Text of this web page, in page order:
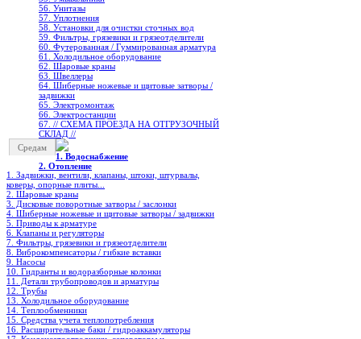
56. Унитазы
57. Уплотнения
58. Установки для очистки сточных вод
59. Фильтры, грязевики и грязеотделители
60. Футерованная / Гуммированная арматура
61. Холодильное oборудование
62. Шаровые краны
63. Швеллеры
64. Шиберные ножевые и щитовые затворы /
задвижки
65. Электромонтаж
66. Электростанции
67. // СХЕМА ПРОЕЗДА НА ОТГРУЗОЧНЫЙ
СКЛАД //
Средам
1. Водоснабжение
2. Отопление
1. Задвижки, вентили, клапаны, штоки, штурвалы,
коверы, опорные плиты...
2. Шаровые краны
3. Дисковые поворотные затворы / заслонки
4. Шиберные ножевые и щитовые затворы / задвижки
5. Приводы к арматуре
6. Клапаны и регуляторы
7. Фильтры, грязевики и грязеотделители
8. Виброкомпенсаторы / гибкие вставки
9. Насосы
10. Гидранты и водоразборные колонки
11. Детали трубопроводов и арматуры
12. Трубы
13. Холодильное oборудование
14. Теплообменники
15. Средства учета теплопотребления
16. Расширительные баки / гидроаккамуляторы